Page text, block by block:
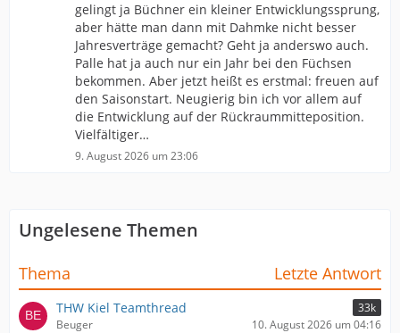
gelingt ja Büchner ein kleiner Entwicklungssprung,
aber hätte man dann mit Dahmke nicht besser
Jahresverträge gemacht? Geht ja anderswo auch.
Palle hat ja auch nur ein Jahr bei den Füchsen
bekommen. Aber jetzt heißt es erstmal: freuen auf
den Saisonstart. Neugierig bin ich vor allem auf
die Entwicklung auf der Rückraummitteposition.
Vielfältiger…
9. August 2026 um 23:06
Ungelesene Themen
Thema Letzte Antwort
THW Kiel Teamthread
33k
Beuger
10. August 2026 um 04:16